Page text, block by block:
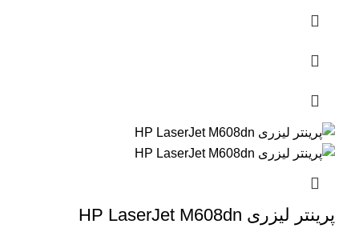
پرینتر لیزری HP LaserJet M608dn